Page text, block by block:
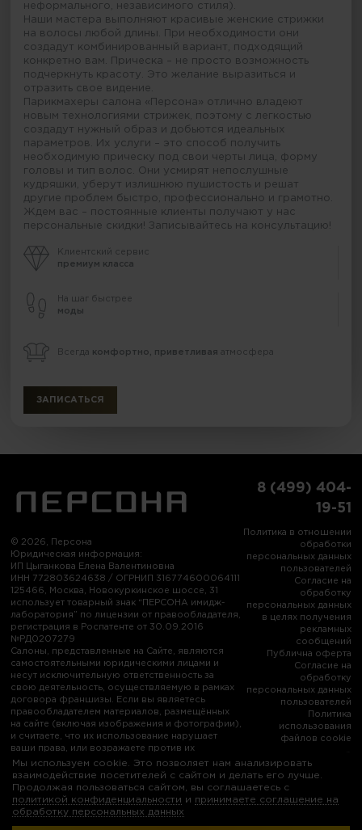
неформального, независимого стиля).
Наши мастера выполняют красивые женские стрижки
на волосы любой длины. При необходимости они
создадут комбинированный вариант, подходящий
конкретно вам. Прическа – не просто возможность
подчеркнуть красоту. Это желание выразиться и
отразить свое видение.
Парикмахеры салона «Персона» отлично владеют
новым технологиями стрижек, поэтому с легкостью
создадут нужный образ и добьются идеальных
параметров. Их услуги – это способ получить
необходимую прическу под свои черты лица, форму
головы и тип волос. Они усмирят непослушные
кудряшки, уберут излишнюю пушистость и решат
другие проблем быстро, профессионально и грамотно.
Ждем вас – постоянные клиенты получают у нас
персональные скидки! Записывайтесь на консультацию!
Клиентский сервис
премиум класса
На шаг быстрее
моды
Всегда комфортно, приветливая атмосфера
ЗАПИСАТЬСЯ
© 2026, Персона
Юридическая информация:
ИП Цыганкова Елена Валентиновна
ИНН 772803624638 / ОГРНИП 316774600064111
125466, Москва, Новокуркинское шоссе, 31
использует товарный знак “ПЕРСОНА имидж-
лаборатория” по лицензии от правообладателя,
регистрация в Роспатенте от 30.09.2016
№РД0207279
Салоны, представленные на Сайте, являются
самостоятельными юридическими лицами и
несут исключительную ответственность за
свою деятельность, осуществляемую в рамках
договора франшизы. Если вы являетесь
правообладателем материалов, размещённых
на сайте (включая изображения и фотографии),
и считаете, что их использование нарушает
ваши права, или возражаете против их
использования, пожалуйста, свяжитесь с нами:
info@persona-city.ru
8 (499) 404-
19-51
Политика в отношении
обработки
персональных данных
пользователей
Согласие на
обработку
персональных данных
в целях получения
рекламных
сообщений
Публична оферта
Согласие на
обработку
персональных данных
пользователей
Политика
использования
файлов cookie
Мы используем cookie. Это позволяет нам анализировать
взаимодействие посетителей с сайтом и делать его лучше.
Продолжая пользоваться сайтом, вы соглашаетесь с
политикой конфиденциальности и принимаете соглашение на
обработку персональных данных